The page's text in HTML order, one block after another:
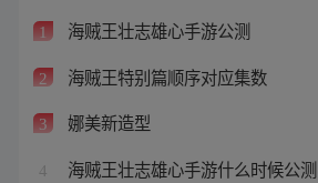
1 海贼王壮志雄心手游公测
2 海贼王特别篇顺序对应集数
3 娜美新造型
4 海贼王壮志雄心手游什么时候公测